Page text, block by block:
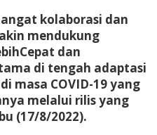
kolaborasi dan
mendukung
dan
di tengah adaptasi
masa COVID-19 yang
melalui rilis yang
(17/8/2022).